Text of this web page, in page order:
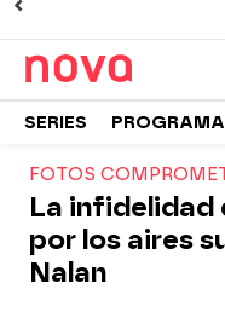
SERIES
FOTOS
La infidelidad
por los aires
Nalan